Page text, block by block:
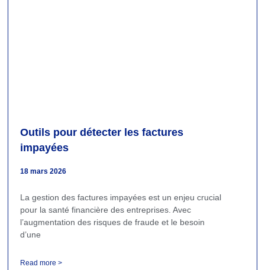
Outils pour détecter les factures
impayées
18 mars 2026
La gestion des factures impayées est un enjeu crucial
pour la santé financière des entreprises. Avec
l’augmentation des risques de fraude et le besoin
d’une
Read more >